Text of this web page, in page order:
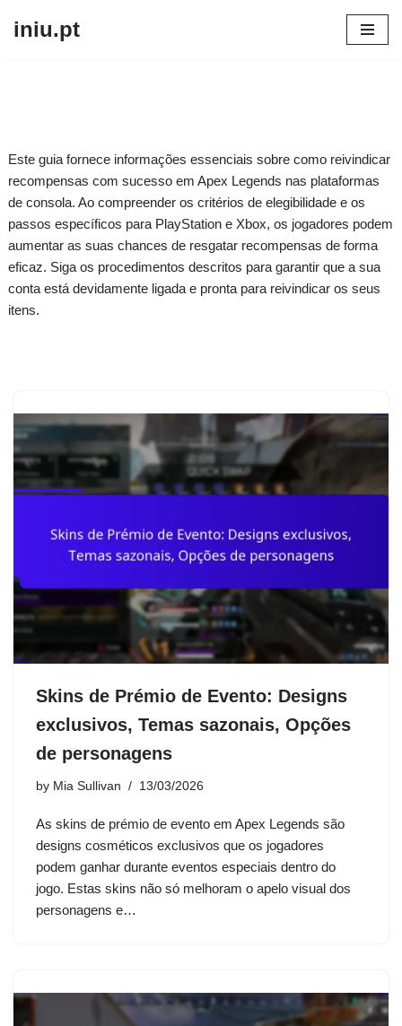
iniu.pt
Este guia fornece informações essenciais sobre como reivindicar
recompensas com sucesso em Apex Legends nas plataformas
de consola. Ao compreender os critérios de elegibilidade e os
passos específicos para PlayStation e Xbox, os jogadores podem
aumentar as suas chances de resgatar recompensas de forma
eficaz. Siga os procedimentos descritos para garantir que a sua
conta está devidamente ligada e pronta para reivindicar os seus
itens.
Skins de Prémio de Evento: Designs
exclusivos, Temas sazonais, Opções
de personagens
by Mia Sullivan 13/03/2026
As skins de prémio de evento em Apex Legends são
designs cosméticos exclusivos que os jogadores
podem ganhar durante eventos especiais dentro do
jogo. Estas skins não só melhoram o apelo visual dos
personagens e…